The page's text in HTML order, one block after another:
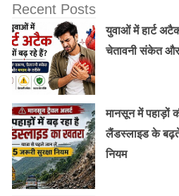
फिर शमशाद ने योग के विषय मे
1996 मे नेपाल योग सीखने गए और
2004 तक उन्होने Vipasana
जी से योग सीखा|
Recent Posts
युवाओं में हार्ट
चेतावनी संकेत
मानसून में पहाड़ों
लैंडस्लाइड के
नियम